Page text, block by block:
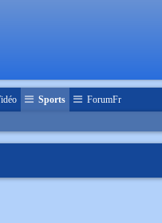
Sports ForumFr